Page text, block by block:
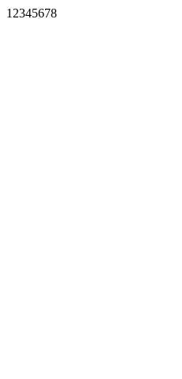
12345678